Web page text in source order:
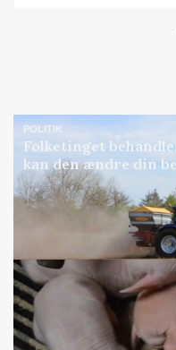
POLITIK
Folketinget
kan den ændre din